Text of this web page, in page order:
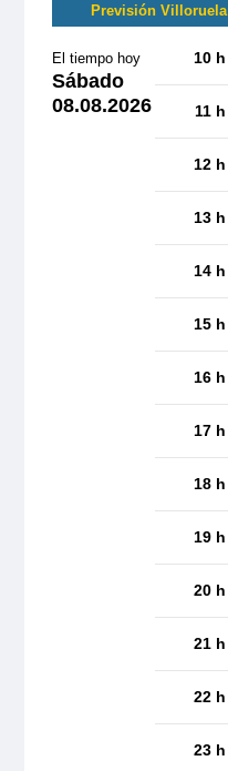
Previsión Villoruela
El tiempo hoy
Sábado
08.08.2026
10 h
11 h
12 h
13 h
14 h
15 h
16 h
17 h
18 h
19 h
20 h
21 h
22 h
23 h